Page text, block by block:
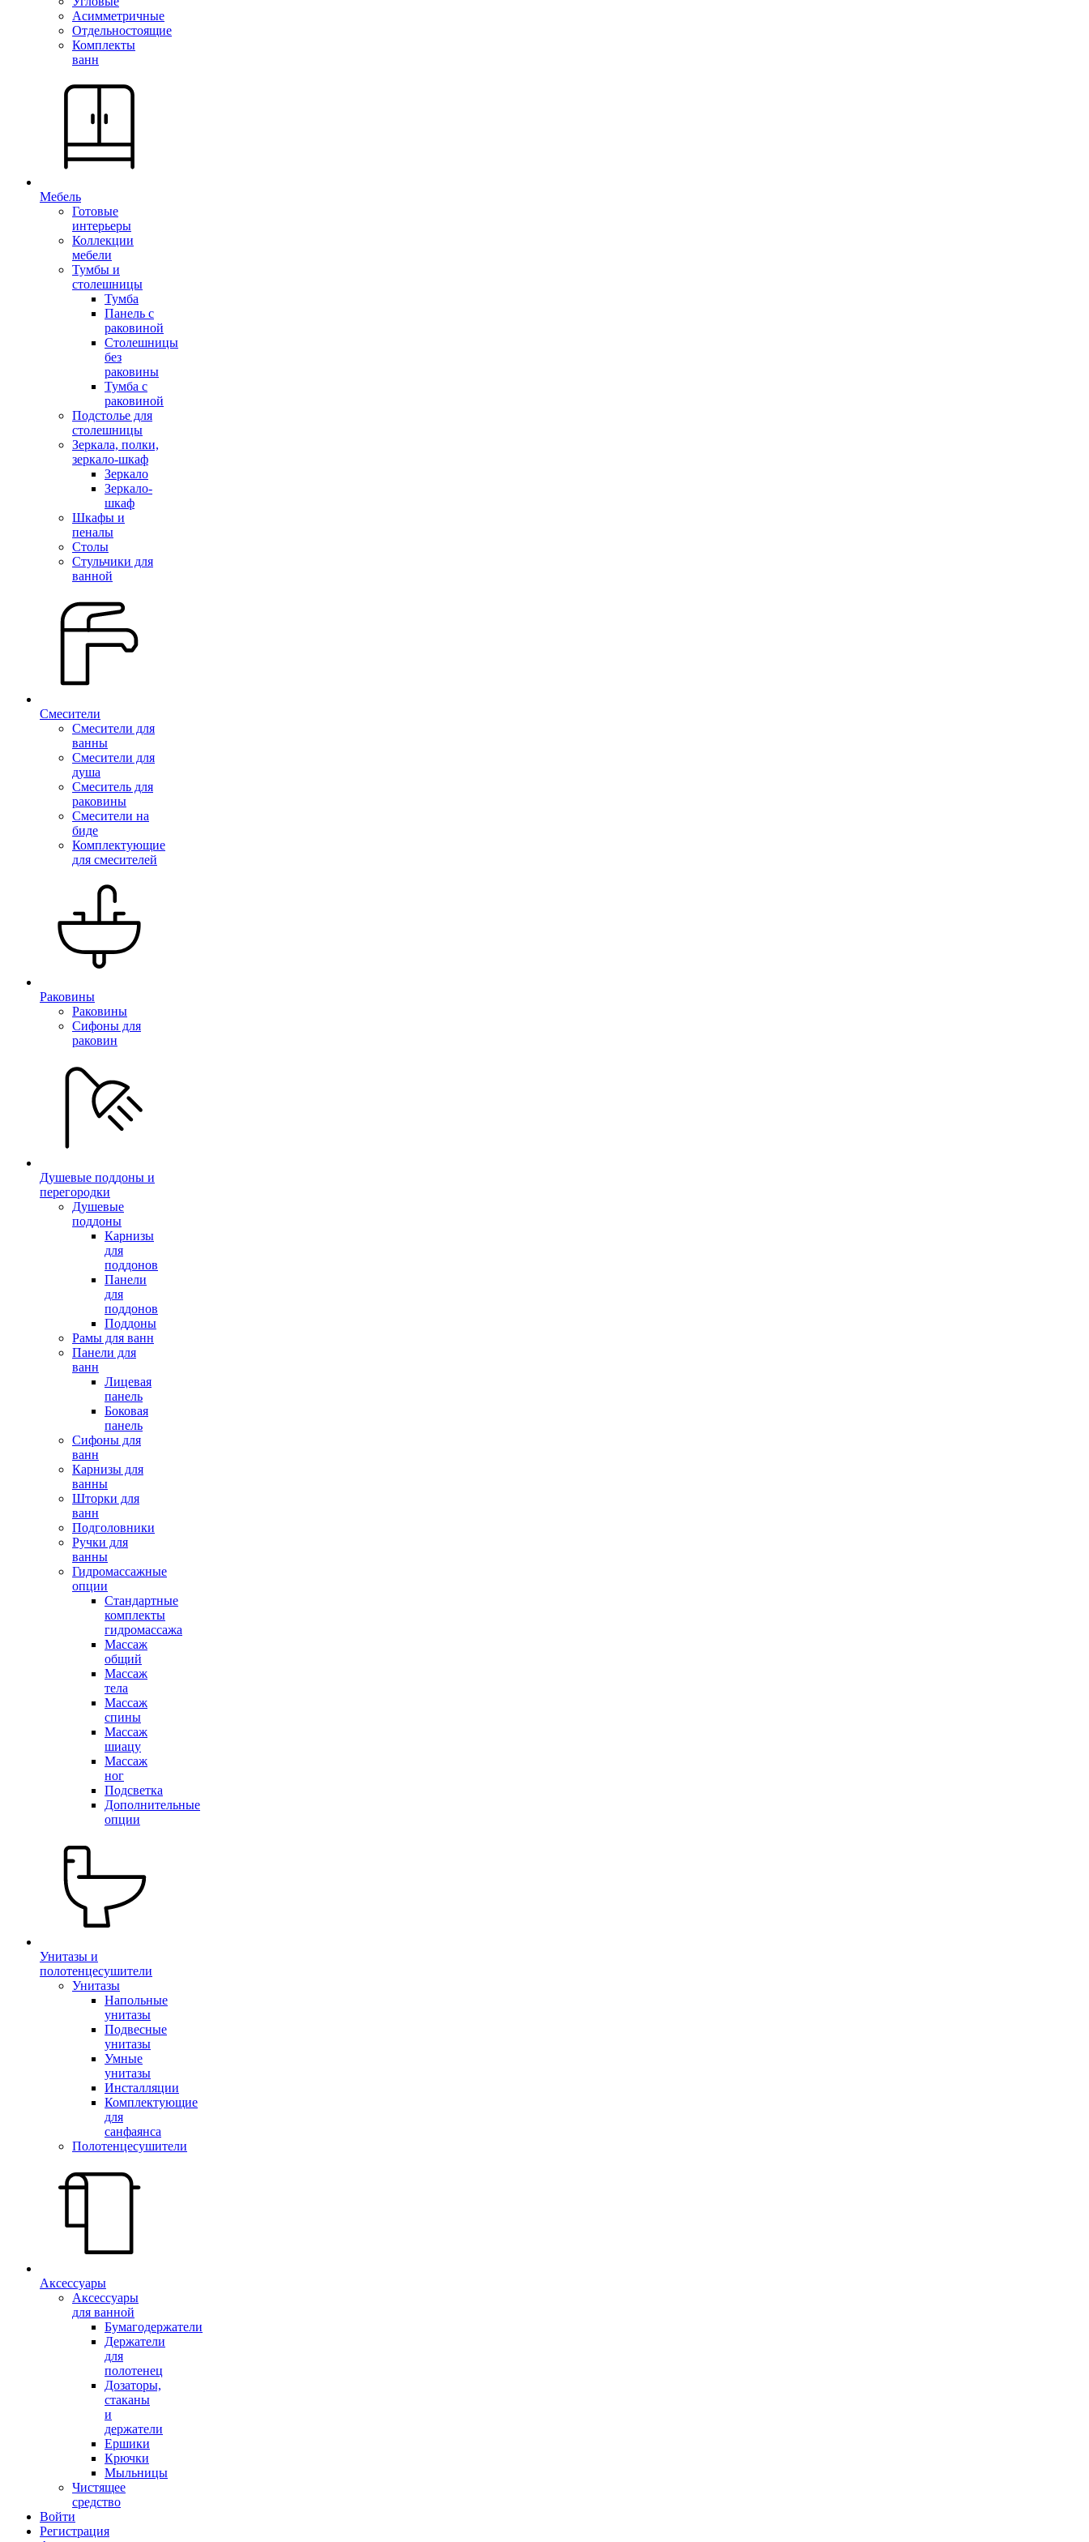
Асимметричные
Отдельностоящие
Комплекты
ванн
Мебель
Готовые
интерьеры
Коллекции
мебели
Тумбы и
столешницы
Тумба
Панель с
раковиной
Столешницы
без
раковины
Тумба с
раковиной
Подстолье для
столешницы
Зеркала, полки,
зеркало-шкаф
Зеркало
Зеркало-
шкаф
Шкафы и
пеналы
Столы
Стульчики для
ванной
Смесители
Смесители для
ванны
Смесители для
душа
Смеситель для
раковины
Смесители на
биде
Комплектующие
для смесителей
Раковины
Раковины
Сифоны для
раковин
Душевые поддоны и
перегородки
Душевые
поддоны
Карнизы
для
поддонов
Панели
для
поддонов
Поддоны
Рамы для ванн
Панели для
ванн
Лицевая
панель
Боковая
панель
Сифоны для
ванн
Карнизы для
ванны
Шторки для
ванн
Подголовники
Ручки для
ванны
Гидромассажные
опции
Стандартные
комплекты
гидромассажа
Массаж
общий
Массаж
тела
Массаж
спины
Массаж
шиацу
Массаж
ног
Подсветка
Дополнительные
опции
Унитазы и
полотенцесушители
Унитазы
Напольные
унитазы
Подвесные
унитазы
Умные
унитазы
Инсталляции
Комплектующие
для
санфаянса
Полотенцесушители
Аксессуары
Аксессуары
для ванной
Бумагодержатели
Держатели
для
полотенец
Дозаторы,
стаканы
и
держатели
Ершики
Крючки
Мыльницы
Чистящее
средство
Войти
Регистрация